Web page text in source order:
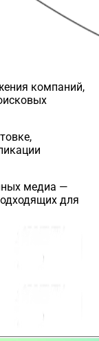
компаний,
медиа —
для